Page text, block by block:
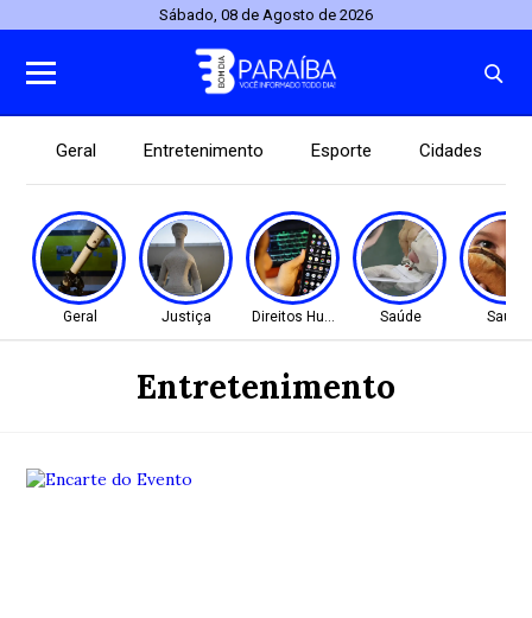
Sábado, 08 de Agosto de 2026
Geral Entretenimento Esporte Cidades
Geral Justiça Direitos Humanos Saúde Saúde
Entretenimento